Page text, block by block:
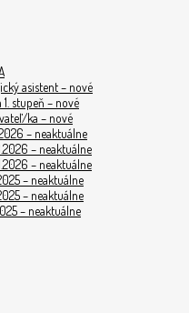
asistent – nové
stupeň – nové
ka – nové
– neaktuálne
– neaktuálne
– neaktuálne
– neaktuálne
– neaktuálne
– neaktuálne